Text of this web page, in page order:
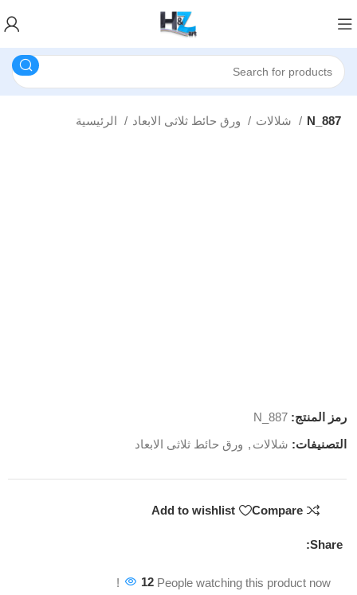
N_887
رمز المنتج:N_887
التصنيفات: شلالات , ورق حائط ثلاثى الابعاد
Compare
Add to wishlist
Share:
12 People watching this product now!